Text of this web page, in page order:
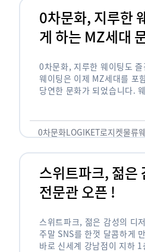
0차문화, 지루한
게 하는 MZ세대
0차문화, 지루한 웨이팅도
웨이팅은 이제 MZ세대를 포
당연한 문화가 되었습니다.
0차문화LOGIKET로지켓물류
스위트파크, 젊은
전문관 오픈 !
스위트파크, 젊은 감성의 디
주말 SNS를 한껏 달콤하게
바로 신세계 강남점이 지하